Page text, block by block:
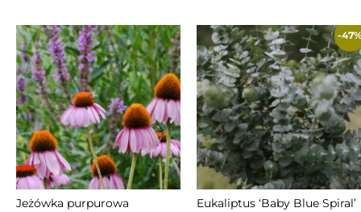
Jeżówka purpurowa
-
Eukaliptus ‘Baby Blue Spiral’